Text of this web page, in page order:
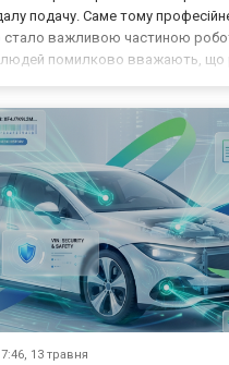
подачу. Саме тому
стало важливою частиною
людей помилково вважають, що
13 травня